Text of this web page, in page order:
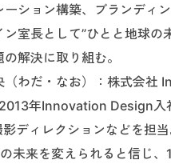
ーション構築、ブランディ
ン室長として”ひとと地球
解決に取り組む。
わだ・なお）：株式会社
年Innovation Design入
影ディレクションなどを
未来を変えられると信じ